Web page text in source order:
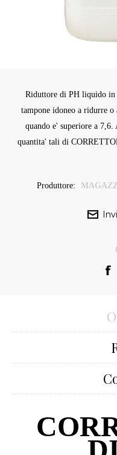
Riduttore di PH liquido in
tampone idoneo a ridurre
quando e' superiore a
quantita' tali di
Produttore: